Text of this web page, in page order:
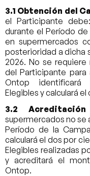
3.1 Obtención del
el Participante
durante el Período
en supermercados
posterioridad a dicha
2026. No se
del Participante
Ontop identificará
Elegibles y calculará
3.2 Acreditación
supermercados no se
Período de la
calculará el dos por
Elegibles realizadas
y acreditará el
Ontop.